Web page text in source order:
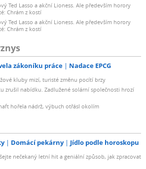
Ted Lasso a akční Lioness. Ale především horory
Chrám z kostí
Ted Lasso a akční Lioness. Ale především horory
Chrám z kostí
zákoníku práce Nadace EPCG
kluby mizí, turisté změnu pocítí brzy
zrušil nabídku. Zadlužené solární společnosti hrozí
hořela nádrž, výbuch otřásl okolím
Domácí pekárny Jídlo podle horoskopu
nečekaný letní hit a geniální způsob, jak zpracovat